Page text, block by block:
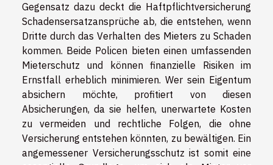
Gegensatz dazu deckt die Haftpflichtversicherung
Schadensersatzansprüche ab, die entstehen, wenn
Dritte durch das Verhalten des Mieters zu Schaden
kommen. Beide Policen bieten einen umfassenden
Mieterschutz und können finanzielle Risiken im
Ernstfall erheblich minimieren. Wer sein Eigentum
absichern möchte, profitiert von diesen
Absicherungen, da sie helfen, unerwartete Kosten
zu vermeiden und rechtliche Folgen, die ohne
Versicherung entstehen könnten, zu bewältigen. Ein
angemessener Versicherungsschutz ist somit eine